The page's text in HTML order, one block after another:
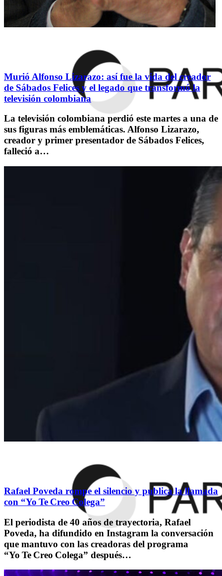
Murió Alfonso Lizarazo: así fue la vida del creador
de Sábados Felices y el legado que transformó la
televisión colombiana
La televisión colombiana perdió este martes a una de
sus figuras más emblemáticas. Alfonso Lizarazo,
creador y primer presentador de Sábados Felices,
falleció a…
Rafael Poveda rompe el silencio y publica la llamada
con “Yo Te Creo Colega”
El periodista de 40 años de trayectoria, Rafael
Poveda, ha difundido en Instagram la conversación
que mantuvo con las creadoras del programa
“Yo Te Creo Colega” después…